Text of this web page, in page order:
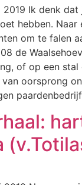
2019 Ik denk
hebben. Naar
om te falen
de
of op een
oorsprong